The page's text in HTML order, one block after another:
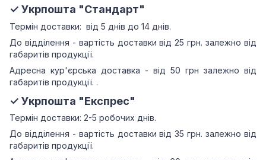
✓ Укрпошта "Стандарт"
Термін доставки: від 5 днів до 14 днів.
До відділення - вартість доставки від 25 грн.залежно від
габаритів продукції.
Адресна кур'єрська доставка - від 50 грн залежно від
габаритів продукції. .
✓ Укрпошта "Експрес"
Термін доставки: 2-5 робочих днів.
До відділення - вартість доставки від 35 грн.залежно від
габаритів продукції.